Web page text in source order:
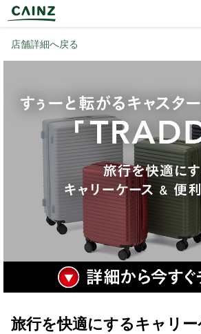
店舗詳細へ戻る
旅行を快適にするキャリー